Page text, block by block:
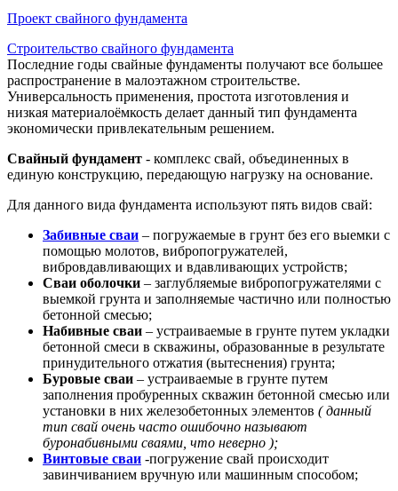
Проект свайного фундамента
Строительство свайного фундамента
Последние годы свайные фундаменты получают все большее
распространение в малоэтажном строительстве.
Универсальность применения, простота изготовления и
низкая материалоёмкость делает данный тип фундамента
экономически привлекательным решением.
Свайный фундамент - комплекс свай, объединенных в
единую конструкцию, передающую нагрузку на основание.
Для данного вида фундамента используют пять видов свай:
Забивные сваи – погружаемые в грунт без его выемки с
помощью молотов, вибропогружателей,
вибровдавливающих и вдавливающих устройств;
Сваи оболочки – заглубляемые вибропогружателями с
выемкой грунта и заполняемые частично или полностью
бетонной смесью;
Набивные сваи – устраиваемые в грунте путем укладки
бетонной смеси в скважины, образованные в результате
принудительного отжатия (вытеснения) грунта;
Буровые сваи – устраиваемые в грунте путем
заполнения пробуренных скважин бетонной смесью или
установки в них железобетонных элементов ( данный
тип свай очень часто ошибочно называют
буронабивными сваями, что неверно );
Винтовые сваи -погружение свай происходит
завинчиванием вручную или машинным способом;